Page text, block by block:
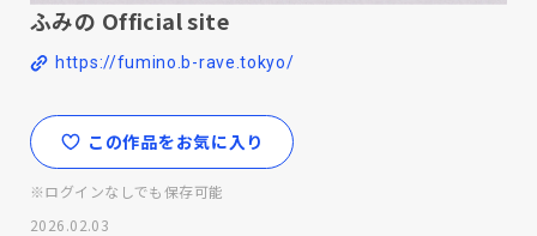
ふみの Official site
https://fumino.b-rave.tokyo/
この作品をお気に入り
※ログインなしでも保存可能
2026.02.03